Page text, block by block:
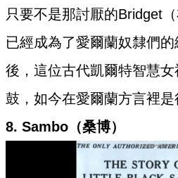
只要不是那討厭的Bridget
已經成為了愛爾蘭奴隸們
後，這位古代凱爾特智慧
鼓，如今在愛爾蘭方言裡是
8. Sambo（桑博）